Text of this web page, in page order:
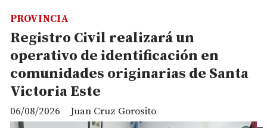
Registro Civil realizará un
operativo de identificación en
comunidades originarias de Santa
Victoria Este
Juan Cruz Gorosito
PROVINCIA
06/08/2026